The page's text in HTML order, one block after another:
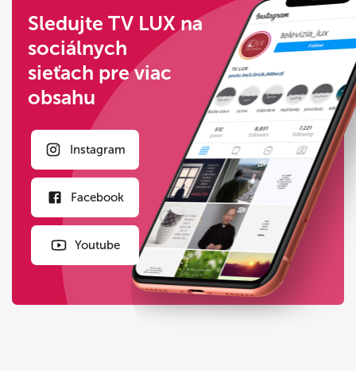
Sledujte TV LUX na
sociálnych
sieťach pre viac
obsahu
Instagram
Facebook
Youtube